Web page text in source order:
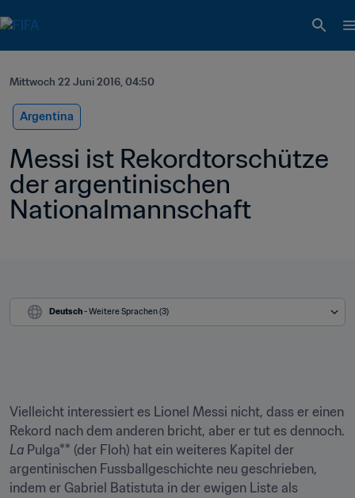
Mittwoch 22 Juni 2016, 04:50
Argentina
Messi ist Rekordtorschütze
der argentinischen
Nationalmannschaft
Deutsch - Weitere Sprachen (3)
Vielleicht interessiert es Lionel Messi nicht, dass er einen
La Pulga** (der Floh) hat ein weiteres Kapitel der
argentinischen Fussballgeschichte neu geschrieben,
indem er Gabriel Batistuta in der ewigen Liste als